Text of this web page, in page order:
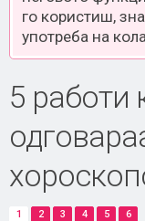
го користиш,
употреба на
5 работи
1 2 3 4 5 6